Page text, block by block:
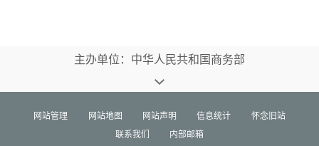
主办单位：中华人民共和国商务部
网站管理 网站地图 网站声明 信息统计
怀念旧站
联系我们
内部邮箱